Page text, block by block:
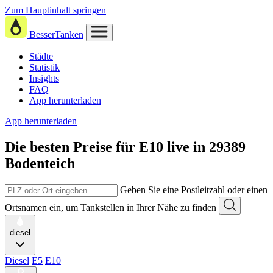
Zum Hauptinhalt springen
BesserTanken
Städte
Statistik
Insights
FAQ
App herunterladen
App herunterladen
Die besten Preise für E10 live in 29389
Bodenteich
Geben Sie eine Postleitzahl oder einen
Ortsnamen ein, um Tankstellen in Ihrer Nähe zu finden
diesel
Diesel E5 E10